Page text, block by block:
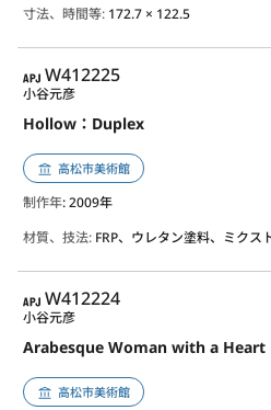
寸法、時間等: 172.7 × 122.5
APJ
W412225
Hollow：Duplex
小谷元彦
高松市美術館
制作年: 2009年
材質、技法: FRP、ウレタン塗料、ミクス
APJ
W412224
Arabesque Woman with a Heart
小谷元彦
高松市美術館